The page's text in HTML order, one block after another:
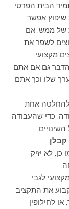
הבית הפרטי
שיפוץ אפשר
של ממש. אם
לשפר את
מקצועי
הדבר גם אם אתם
שלו וכך אתם
להחלטה אחת
כדי שהעבודה
קבלן
לא יזיק
לגבי
את התקציב
לחילופין